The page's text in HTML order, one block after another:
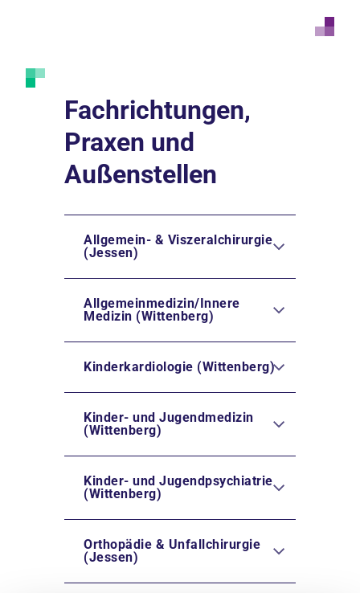
Fachrichtungen,
Praxen und
Außenstellen
Allgemein- & Viszeralchirurgie
(Jessen)
Allgemeinmedizin/Innere
Medizin (Wittenberg)
Kinderkardiologie (Wittenberg)
Kinder- und Jugendmedizin
(Wittenberg)
Kinder- und Jugendpsychiatrie
(Wittenberg)
Orthopädie & Unfallchirurgie
(Jessen)